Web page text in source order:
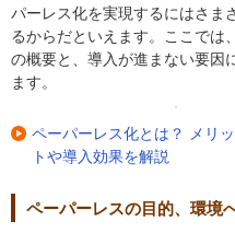
パーレス化を実現するにはさま
るからだといえます。ここでは
の概要と、導入が進まない要因
ます。
ペーパーレス化とは？ メリ
トや導入効果を解説
ペーパーレスの目的、環境